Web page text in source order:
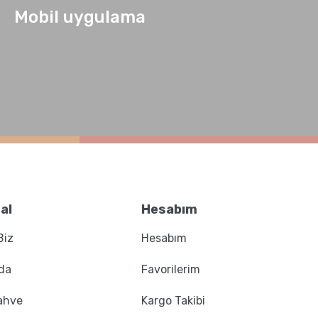
Mobil uygulama
Hesabım
Hesabım
Favorilerim
Kargo Takibi